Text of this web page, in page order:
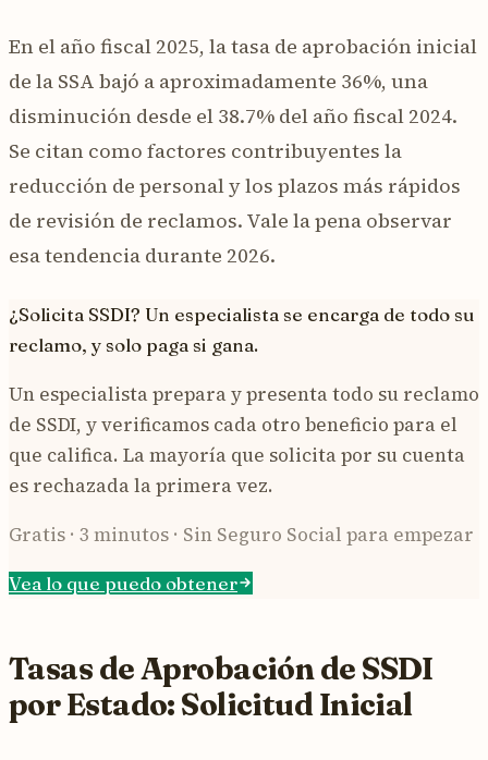
En el año fiscal 2025, la tasa de aprobación inicial
de la SSA bajó a aproximadamente 36%, una
disminución desde el 38.7% del año fiscal 2024.
Se citan como factores contribuyentes la
reducción de personal y los plazos más rápidos
de revisión de reclamos. Vale la pena observar
esa tendencia durante 2026.
¿Solicita SSDI? Un especialista se encarga de todo su
reclamo, y solo paga si gana.
Un especialista prepara y presenta todo su reclamo
de SSDI, y verificamos cada otro beneficio para el
que califica. La mayoría que solicita por su cuenta
es rechazada la primera vez.
Gratis · 3 minutos · Sin Seguro Social para empezar
Vea lo que puedo obtener
Tasas de Aprobación de SSDI
por Estado: Solicitud Inicial